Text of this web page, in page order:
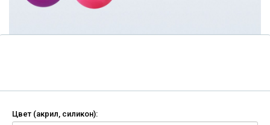
Цвет (акрил, силикон):